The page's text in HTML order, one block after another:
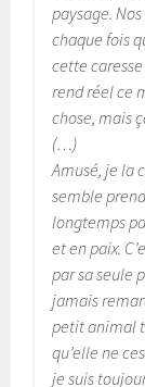
paysage.
chaque fois
cette
rend réel ce
chose, mais
(…)
Amusé, je la
semble
longtemps
et en paix.
par sa seule
jamais
petit animal
qu’elle ne
je suis